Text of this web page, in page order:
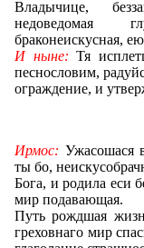
Владычице,
недоведомая
браконеискусная,
И ныне: Тя
песнословим,
ограждение, и
Ирмос: Ужасошася
ты бо,
Бога, и родила еси
мир подавающая.
Путь рождшая
греховнаго мир